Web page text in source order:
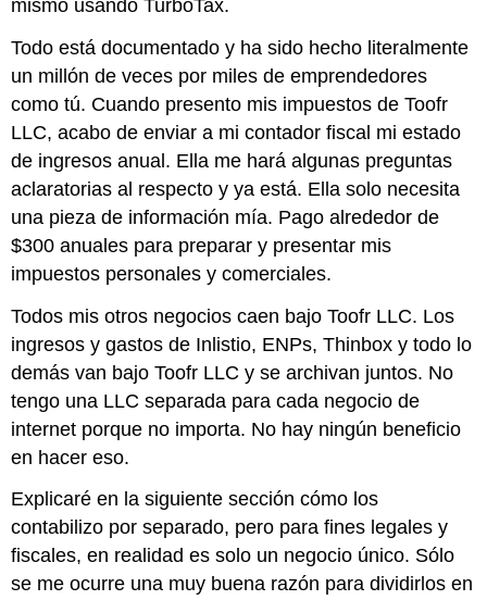
mismo usando TurboTax.
Todo está documentado y ha sido hecho literalmente
un millón de veces por miles de emprendedores
como tú. Cuando presento mis impuestos de Toofr
LLC, acabo de enviar a mi contador fiscal mi estado
de ingresos anual. Ella me hará algunas preguntas
aclaratorias al respecto y ya está. Ella solo necesita
una pieza de información mía. Pago alrededor de
$300 anuales para preparar y presentar mis
impuestos personales y comerciales.
Todos mis otros negocios caen bajo Toofr LLC. Los
ingresos y gastos de Inlistio, ENPs, Thinbox y todo lo
demás van bajo Toofr LLC y se archivan juntos. No
tengo una LLC separada para cada negocio de
internet porque no importa. No hay ningún beneficio
en hacer eso.
Explicaré en la siguiente sección cómo los
contabilizo por separado, pero para fines legales y
fiscales, en realidad es solo un negocio único. Sólo
se me ocurre una muy buena razón para dividirlos en